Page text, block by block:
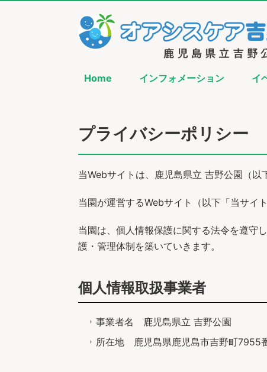
Home インフォメーション イ
プライバシーポリシー
当Webサイトは、鹿児島県立 吉野公園（以
当園が運営するWebサイト（以下「当サイ
当園は、個人情報保護に関する法令を遵守
護・管理体制を築いていきます。
個人情報取扱事業者
事業者名 鹿児島県立 吉野公園
所在地 鹿児島県鹿児島市吉野町7955